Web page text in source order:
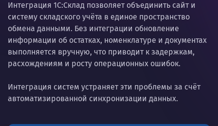
Интеграция 1С:Склад позволяет объединить сайт и
систему складского учёта в единое пространство
обмена данными. Без интеграции обновление
информации об остатках, номенклатуре и документах
выполняется вручную, что приводит к задержкам,
расхождениям и росту операционных ошибок.
Интеграция систем устраняет эти проблемы за счёт
автоматизированной синхронизации данных.